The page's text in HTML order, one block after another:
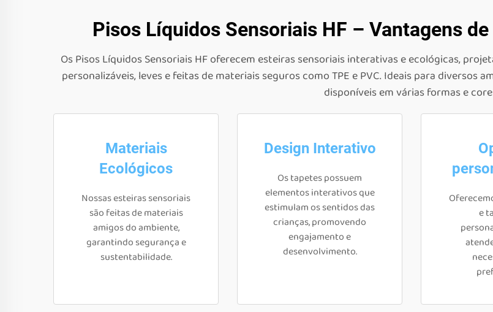
Pisos Líquidos Sensoriais HF – Vantagens
Os Pisos Líquidos Sensoriais HF oferecem esteiras sensoriais interativas e ecológicas,
personalizáveis, leves e feitas de materiais seguros como TPE e PVC. Ideais para diversos
disponíveis em várias formas e
Materiais
Ecológicos
Nossas esteiras sensoriais
são feitas de materiais
amigos do ambiente,
garantindo segurança e
sustentabilidade.
Design Interativo
Os tapetes possuem
elementos interativos que
estimulam os sentidos das
crianças, promovendo
engajamento e
desenvolvimento.
e